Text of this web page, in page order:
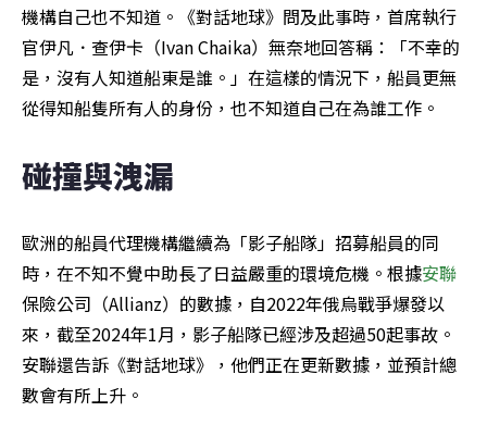
機構自己也不知道。《對話地球》問及此事時，首席執行
官伊凡．查伊卡（Ivan Chaika）無奈地回答稱：「不幸的
是，沒有人知道船東是誰。」在這樣的情況下，船員更無
從得知船隻所有人的身份，也不知道自己在為誰工作。
碰撞與洩漏
歐洲的船員代理機構繼續為「影子船隊」招募船員的同
時，在不知不覺中助長了日益嚴重的環境危機。根據安聯
保險公司（Allianz）的數據，自2022年俄烏戰爭爆發以
來，截至2024年1月，影子船隊已經涉及超過50起事故。
安聯還告訴《對話地球》，他們正在更新數據，並預計總
數會有所上升。